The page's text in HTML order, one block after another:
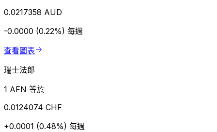
0.0217358 AUD
-0.0000 (0.22%) 每週
查看圖表
瑞士法郎
1 AFN 等於
0.0124074 CHF
+0.0001 (0.48%) 每週